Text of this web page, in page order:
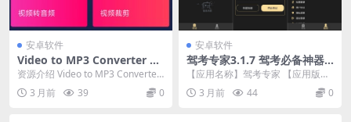
安卓软件
Video to MP3 Converter 视
频音频转换器 v3.0.0.410高级
版
资源介绍 Video to MP3 Converter
「视频音频转换器」是一款拥...
3 月前 39 0
安卓软件
驾考专家3.1.7 驾考必备神器
解锁永久会员
【应用名称】驾考专家 【应用版
本】3.1.7 【软件大小】29MB 【适
用平台】...
3 月前 44 0